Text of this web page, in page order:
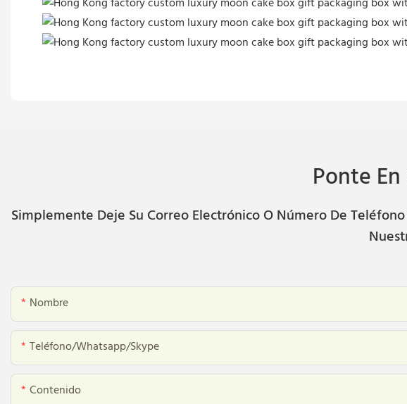
Ponte
Simplemente Deje Su Correo Electrónico O Número De
Nombre
Teléfono/whatsapp/skype
Contenido